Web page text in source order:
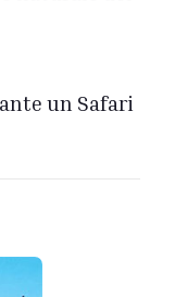
un Safari